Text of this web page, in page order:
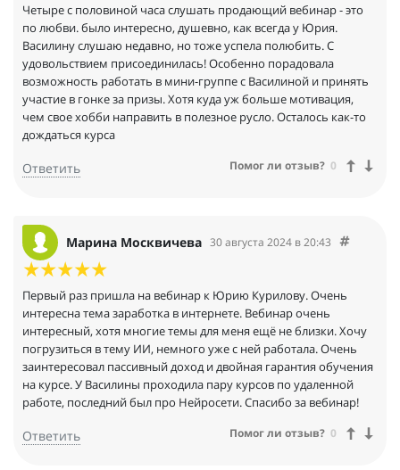
Четыре с половиной часа слушать продающий вебинар - это
по любви. было интересно, душевно, как всегда у Юрия.
Василину слушаю недавно, но тоже успела полюбить. С
удовольствием присоединилась! Особенно порадовала
возможность работать в мини-группе с Василиной и принять
участие в гонке за призы. Хотя куда уж больше мотивация,
чем свое хобби направить в полезное русло. Осталось как-то
дождаться курса
Ответить Помог ли отзыв? 0
Марина Москвичева 30 августа 2024 в 20:43
Первый раз пришла на вебинар к Юрию Курилову. Очень
интересна тема заработка в интернете. Вебинар очень
интересный, хотя многие темы для меня ещё не близки. Хочу
погрузиться в тему ИИ, немного уже с ней работала. Очень
заинтересовал пассивный доход и двойная гарантия обучения
на курсе. У Василины проходила пару курсов по удаленной
работе, последний был про Нейросети. Спасибо за вебинар!
Ответить Помог ли отзыв? 0